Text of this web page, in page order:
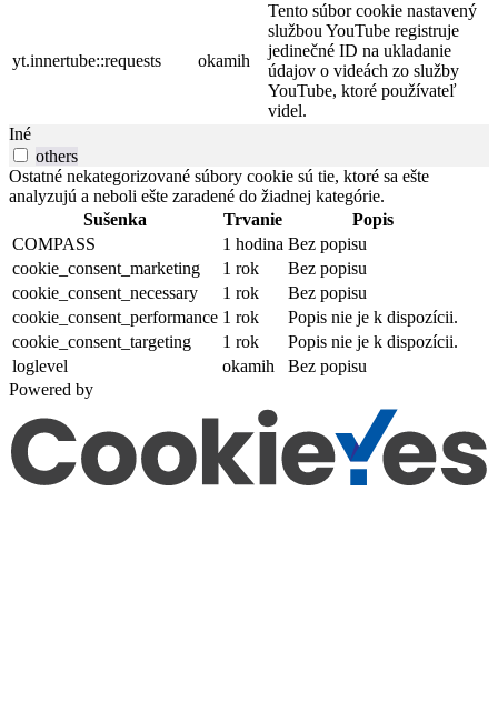
yt.innertube::requests okamih
Tento súbor cookie nastavený
službou YouTube registruje
jedinečné ID na ukladanie
údajov o videách zo služby
YouTube, ktoré používateľ
videl.
Iné
others
Ostatné nekategorizované súbory cookie sú tie, ktoré sa ešte
analyzujú a neboli ešte zaradené do žiadnej kategórie.
Sušenka
Trvanie
Popis
COMPASS
1 hodina Bez popisu
cookie_consent_marketing
1 rok
Bez popisu
cookie_consent_necessary
1 rok
Bez popisu
cookie_consent_performance 1 rok
Popis nie je k dispozícii.
cookie_consent_targeting
1 rok
Popis nie je k dispozícii.
loglevel
okamih
Bez popisu
Powered by